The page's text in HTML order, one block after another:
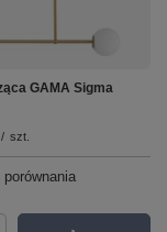
GAMA Sigma
/ szt.